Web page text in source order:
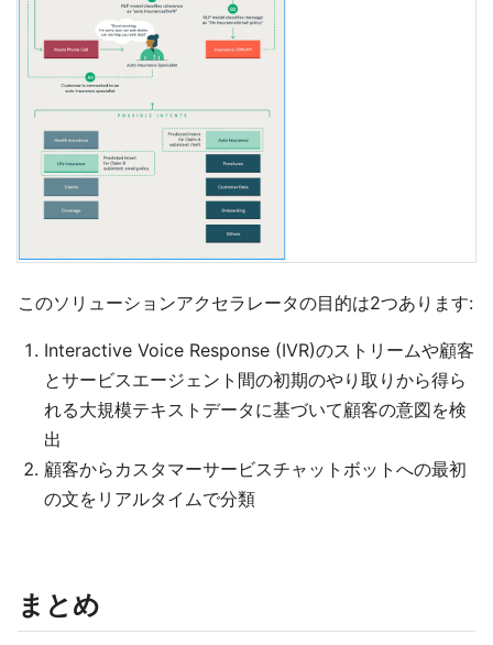
このソリューションアクセラレータの目的は2つあります:
Interactive Voice Response (IVR)のストリームや顧客
とサービスエージェント間の初期のやり取りから得ら
れる大規模テキストデータに基づいて顧客の意図を検
出
顧客からカスタマーサービスチャットボットへの最初
の文をリアルタイムで分類
まとめ